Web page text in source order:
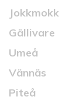
Jokkmokk
Gällivare
Umeå
Vännäs
Piteå